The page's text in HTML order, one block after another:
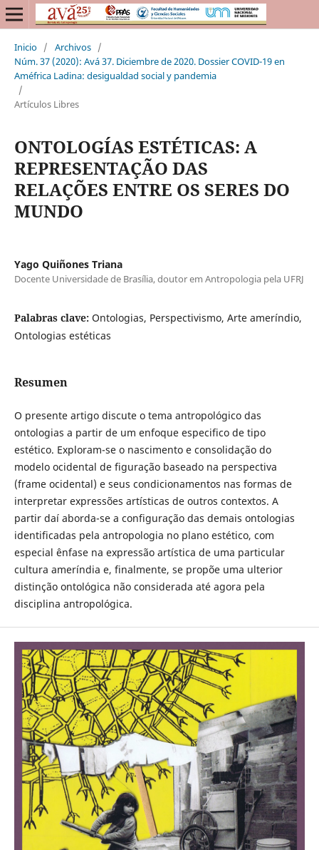
Inicio / Archivos /
Núm. 37 (2020): Avá 37. Diciembre de 2020. Dossier COVID-19 en
Améfrica Ladina: desigualdad social y pandemia
/
Artículos Libres
ONTOLOGÍAS ESTÉTICAS: A
REPRESENTAÇÃO DAS
RELAÇÕES ENTRE OS SERES DO
MUNDO
Yago Quiñones Triana
Docente Universidade de Brasília, doutor em Antropologia pela UFRJ
Palabras clave: Ontologias, Perspectivismo, Arte ameríndio,
Ontologias estéticas
Resumen
O presente artigo discute o tema antropológico das
ontologias a partir de um enfoque especifico de tipo
estético. Exploram-se o nascimento e consolidação do
modelo ocidental de figuração baseado na perspectiva
(frame ocidental) e seus condicionamentos nas formas de
interpretar expressões artísticas de outros contextos. A
partir daí aborda-se a configuração das demais ontologias
identificadas pela antropologia no plano estético, com
especial ênfase na expressão artística de uma particular
cultura ameríndia e, finalmente, se propõe uma ulterior
distinção ontológica não considerada até agora pela
disciplina antropológica.